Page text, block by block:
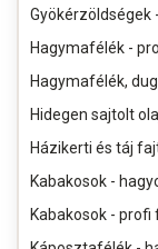
Gyökérzöldségek
Hagymafélék -
Hagymafélék,
Hidegen sajtolt
Házikerti és táj
Kabakosok -
Kabakosok -